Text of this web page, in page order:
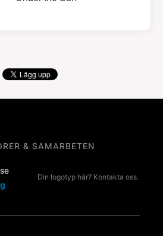
& SAMARBETEN
Din logotyp här? Kontakta oss.